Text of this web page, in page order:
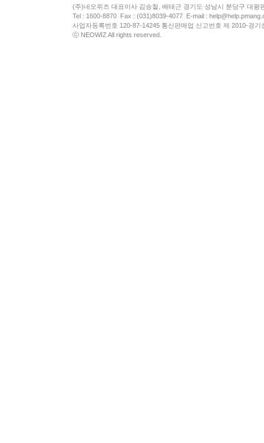
(주)네오위즈 대표이사 김승철, 배태근 경기도 성남시 분당구 대왕
Tel : 1600-8870 Fax : (031)8039-4077 E-mail :
사업자등록번호 120-87-14245 통신판매업 신고번호 제 2010-경
ⓒ NEOWIZ All rights reserved.